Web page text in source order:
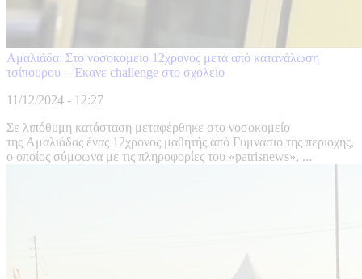
Αμαλιάδα: Στο νοσοκομείο 12χρονος μετά από κατανάλωση
τσίπουρου – Έκανε challenge στο σχολείο
11/12/2024 - 12:27
Σε λιπόθυμη κατάσταση μεταφέρθηκε στο νοσοκομείο
της Αμαλιάδας ένας 12χρονος μαθητής από Γυμνάσιο της περιοχής,
ο οποίος σύμφωνα με τις πληροφορίες του «patrisnews», ...